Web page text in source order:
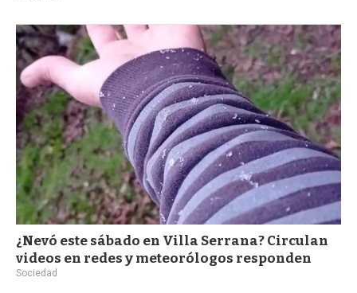
¿Nevó este sábado en Villa Serrana? Circulan
videos en redes y meteorólogos responden
Sociedad